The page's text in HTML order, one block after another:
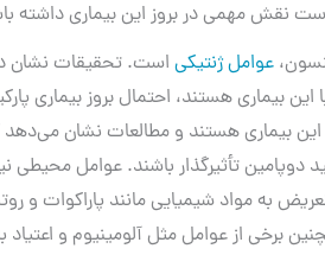
نقش مهمی در بروز این بیماری داشته
عوامل ژنتیکیاست. تحقیقات نشان
این بیماری هستند، احتمال بروز بیماری
این بیماری هستند و مطالعات نشان
دوپامین تأثیرگذار باشند. عوامل محیطی
به مواد شیمیایی مانند پاراکوات و
برخی از عوامل مثل آلومینیوم و اعتیاد